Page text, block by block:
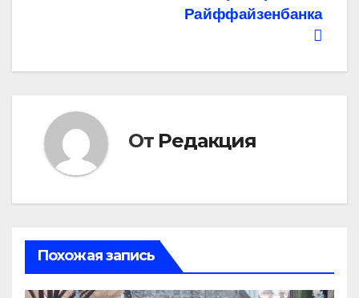
Райффайзенбанка
От Редакция
Похожая запись